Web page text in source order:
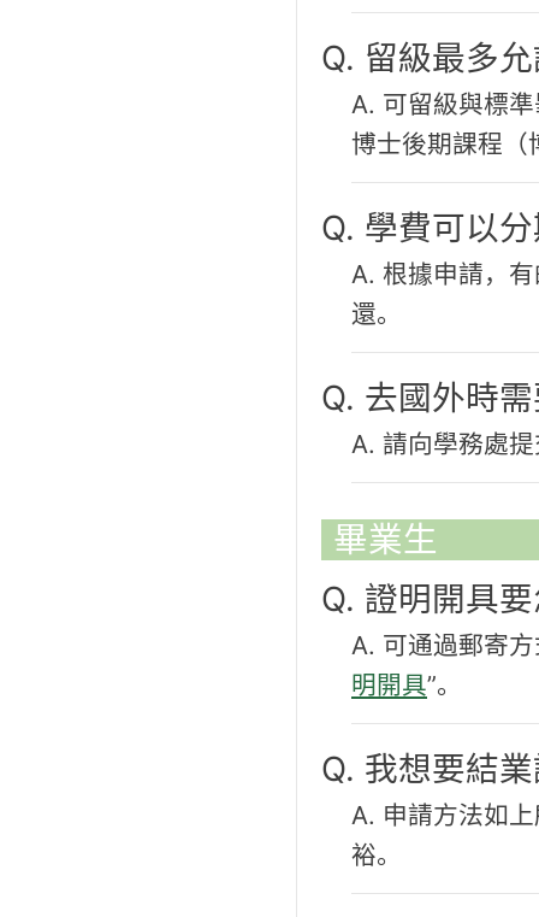
Q. 留級最多
A. 可留級與標
博士後期課程（
Q. 學費可以
A. 根據申請，
還。
Q. 去國外時
A. 請向學務處
畢業生
Q. 證明開具
A. 可通過郵寄
明開具”。
Q. 我想要結
A. 申請方法如
裕。